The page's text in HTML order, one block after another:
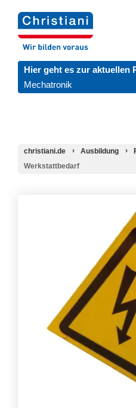
Hier geht es zur aktuellen
Mechatronik
christiani.de Ausbildung
Werkstattbedarf